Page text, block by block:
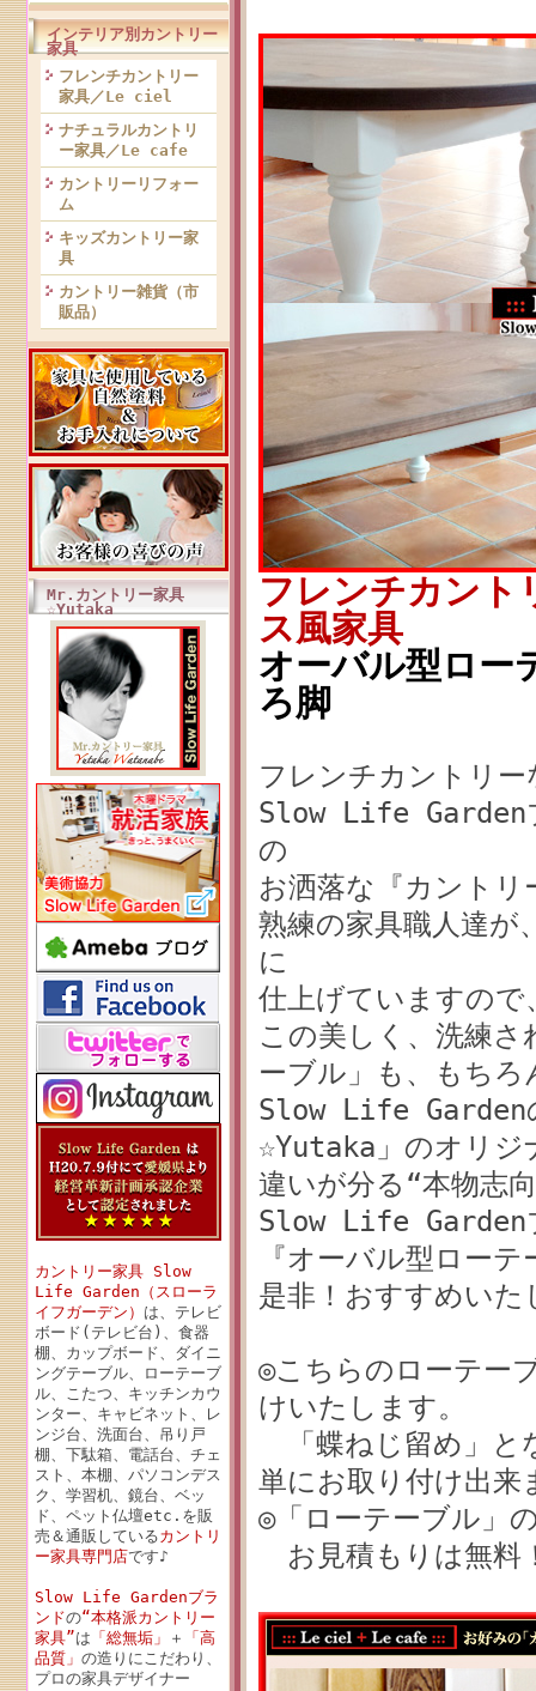
インテリア別カントリー
家具
フレンチカントリー
家具／Le ciel
ナチュラルカントリ
ー家具／Le cafe
カントリーリフォー
ム
キッズカントリー家
具
カントリー雑貨（市
販品）
Mr.カントリー家具
☆Yutaka
カントリー家具 Slow
Life Garden（スローラ
イフガーデン） は、テレビ
ボード(テレビ台)、食器
棚、カップボード、ダイニ
ングテーブル、ローテーブ
ル、こたつ、キッチンカウ
ンター、キャビネット、レ
ンジ台、洗面台、吊り戸
棚、下駄箱、電話台、チェ
スト、本棚、パソコンデス
ク、学習机、鏡台、ベッ
ド、ペット仏壇etc.を販
売＆通販しているカントリ
ー家具専門店です♪
Slow Life Gardenブラ
ンドの“本格派カントリー
家具”は 「総無垢」 ＋
「高
品質」 の造りにこだわり、
プロの家具デザイナー
フレンチカント
ス風家具
オーバル型ロ
ろ脚
フレンチカントリ
Slow Life Garden
の
お洒落な『カント
熟練の家具職人達が
に
仕上げていますので
この美しく、洗練
ーブル」も、もちろ
Slow Life Garden
☆Yutaka」のオリジ
違いが分る“本物志
Slow Life Garden
『オーバル型ロー
是非！おすすめいた
◎こちらのローテー
けいたします。
「蝶ねじ留め」と
単にお取り付け出来
◎「ローテーブル」
お見積もりは無料